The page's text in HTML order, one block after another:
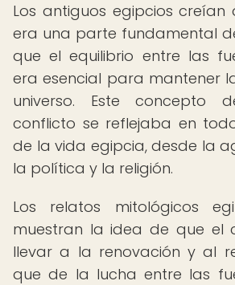
Los antiguos egipcios creían
era una parte fundamental
que el equilibrio entre las
era esencial para mantener
universo. Este concepto
conflicto se reflejaba en
de la vida egipcia, desde la
la política y la religión.
Los relatos mitológicos
muestran la idea de que el
llevar a la renovación y al
que de la lucha entre las